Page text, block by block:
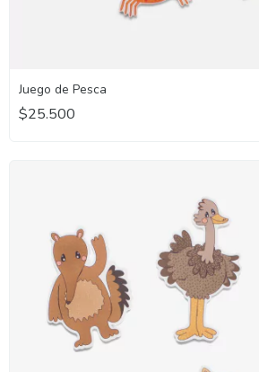
Juego de Pesca
$25.500